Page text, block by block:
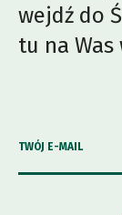
wejdź do
tu na
TWÓJ E-MAIL